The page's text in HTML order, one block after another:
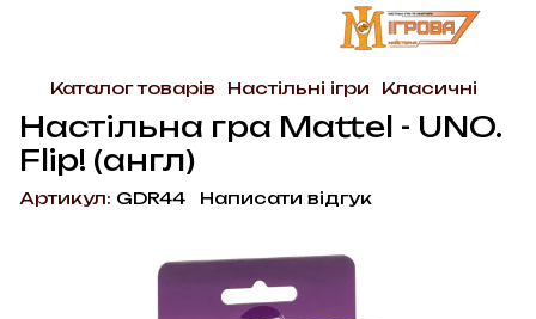
Каталог товарів Настільні ігри Класичні
Настільна гра Mattel - UNO.
Flip! (англ)
Артикул: GDR44 Написати відгук